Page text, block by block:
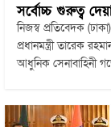
সর্বোচ্চ গুরুত্ব
নিজস্ব প্রতিবেদক
প্রধানমন্ত্রী তারেক
আধুনিক সেনাবাহিনী